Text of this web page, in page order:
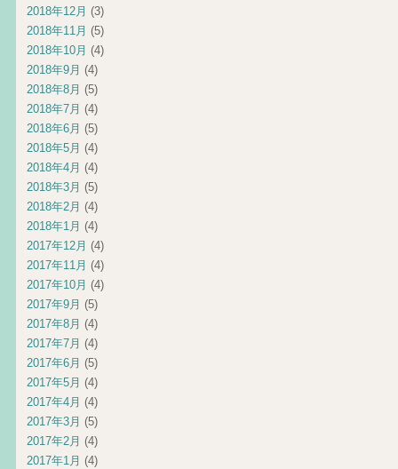
2018年12月 (3)
2018年11月 (5)
2018年10月 (4)
2018年9月 (4)
2018年8月 (5)
2018年7月 (4)
2018年6月 (5)
2018年5月 (4)
2018年4月 (4)
2018年3月 (5)
2018年2月 (4)
2018年1月 (4)
2017年12月 (4)
2017年11月 (4)
2017年10月 (4)
2017年9月 (5)
2017年8月 (4)
2017年7月 (4)
2017年6月 (5)
2017年5月 (4)
2017年4月 (4)
2017年3月 (5)
2017年2月 (4)
2017年1月 (4)